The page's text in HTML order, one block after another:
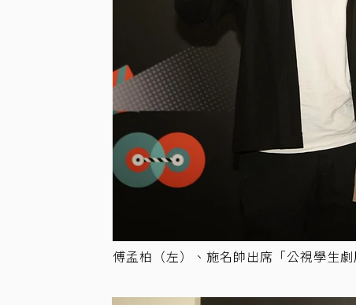
傅孟柏（左）、施名帥出席「公視學生